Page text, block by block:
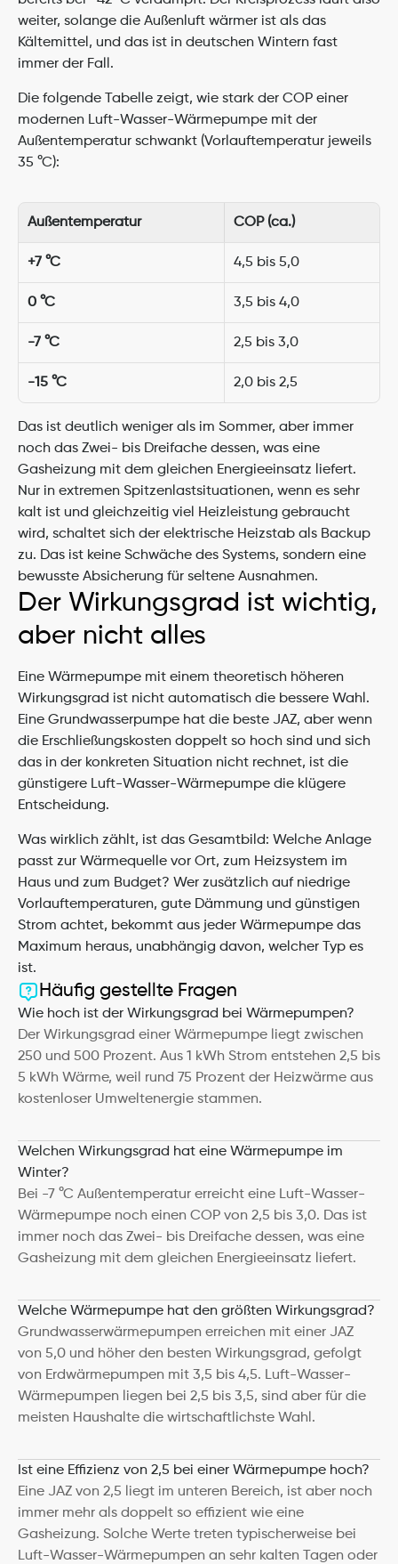
weiter, solange die Außenluft wärmer ist als das
Kältemittel, und das ist in deutschen Wintern fast
immer der Fall.
Die folgende Tabelle zeigt, wie stark der COP einer
modernen Luft-Wasser-Wärmepumpe mit der
Außentemperatur schwankt (Vorlauftemperatur jeweils
35 °C):
Außentemperatur COP (ca.)
+7 °C 4,5 bis 5,0
0 °C 3,5 bis 4,0
-7 °C 2,5 bis 3,0
-15 °C 2,0 bis 2,5
Das ist deutlich weniger als im Sommer, aber immer
noch das Zwei- bis Dreifache dessen, was eine
Gasheizung mit dem gleichen Energieeinsatz liefert.
Nur in extremen Spitzenlastsituationen, wenn es sehr
kalt ist und gleichzeitig viel Heizleistung gebraucht
wird, schaltet sich der elektrische Heizstab als Backup
zu. Das ist keine Schwäche des Systems, sondern eine
bewusste Absicherung für seltene Ausnahmen.
Der Wirkungsgrad ist wichtig,
aber nicht alles
Eine Wärmepumpe mit einem theoretisch höheren
Wirkungsgrad ist nicht automatisch die bessere Wahl.
Eine Grundwasserpumpe hat die beste JAZ, aber wenn
die Erschließungskosten doppelt so hoch sind und sich
das in der konkreten Situation nicht rechnet, ist die
günstigere Luft-Wasser-Wärmepumpe die klügere
Entscheidung.
Was wirklich zählt, ist das Gesamtbild: Welche Anlage
passt zur Wärmequelle vor Ort, zum Heizsystem im
Haus und zum Budget? Wer zusätzlich auf niedrige
Vorlauftemperaturen, gute Dämmung und günstigen
Strom achtet, bekommt aus jeder Wärmepumpe das
Maximum heraus, unabhängig davon, welcher Typ es
ist.
Häufig gestellte Fragen
Wie hoch ist der Wirkungsgrad bei Wärmepumpen?
Der Wirkungsgrad einer Wärmepumpe liegt zwischen
250 und 500 Prozent. Aus 1 kWh Strom entstehen 2,5 bis
5 kWh Wärme, weil rund 75 Prozent der Heizwärme aus
kostenloser Umweltenergie stammen.
Welchen Wirkungsgrad hat eine Wärmepumpe im
Winter?
Bei -7 °C Außentemperatur erreicht eine Luft-Wasser-
Wärmepumpe noch einen COP von 2,5 bis 3,0. Das ist
immer noch das Zwei- bis Dreifache dessen, was eine
Gasheizung mit dem gleichen Energieeinsatz liefert.
Welche Wärmepumpe hat den größten Wirkungsgrad?
Grundwasserwärmepumpen erreichen mit einer JAZ
von 5,0 und höher den besten Wirkungsgrad, gefolgt
von Erdwärmepumpen mit 3,5 bis 4,5. Luft-Wasser-
Wärmepumpen liegen bei 2,5 bis 3,5, sind aber für die
meisten Haushalte die wirtschaftlichste Wahl.
Ist eine Effizienz von 2,5 bei einer Wärmepumpe hoch?
Eine JAZ von 2,5 liegt im unteren Bereich, ist aber noch
immer mehr als doppelt so effizient wie eine
Gasheizung. Solche Werte treten typischerweise bei
Luft-Wasser-Wärmepumpen an sehr kalten Tagen oder